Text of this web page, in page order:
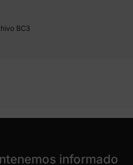
BC3
informado